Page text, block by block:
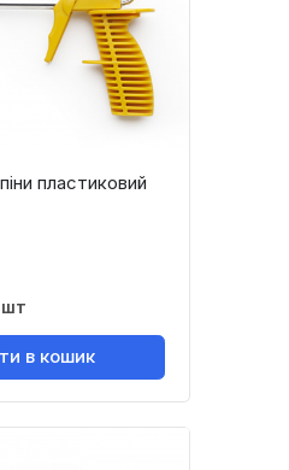
пластиковий
шт
в кошик